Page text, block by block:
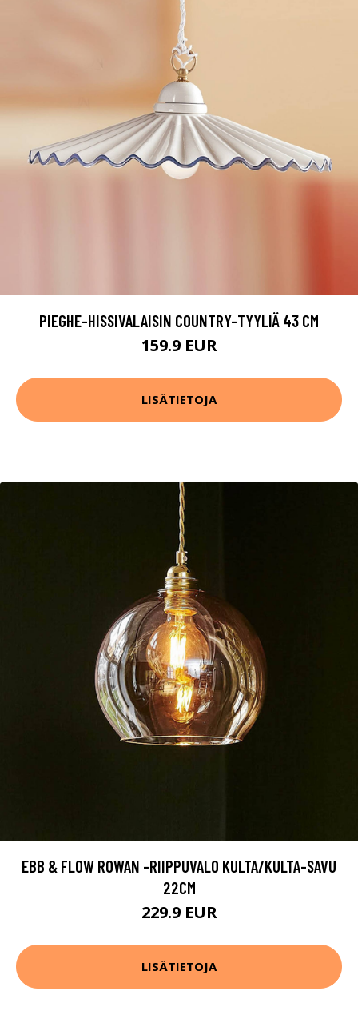
PIEGHE-HISSIVALAISIN COUNTRY-TYYLIÄ 43 CM
159.9 EUR
LISÄTIETOJA
EBB & FLOW ROWAN -RIIPPUVALO KULTA/KULTA-SAVU
22CM
229.9 EUR
LISÄTIETOJA